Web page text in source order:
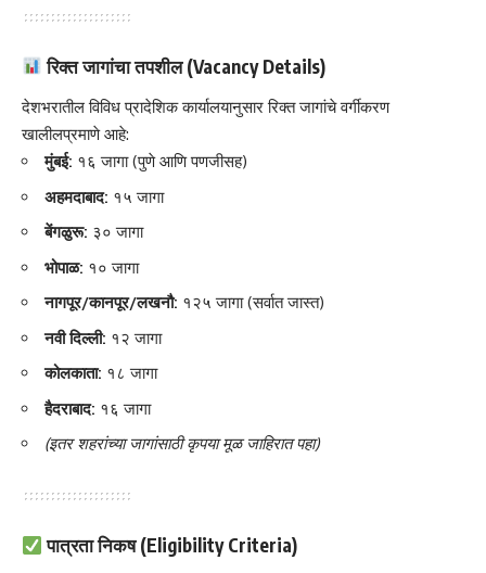
रिक्त जागांचा तपशील (Vacancy Details)
देशभरातील विविध प्रादेशिक कार्यालयानुसार रिक्त जागांचे वर्गीकरण
खालीलप्रमाणे आहे:
मुंबई: १६ जागा (पुणे आणि पणजीसह)
अहमदाबाद: १५ जागा
बेंगळुरू: ३० जागा
भोपाळ: १० जागा
नागपूर/कानपूर/लखनौ: १२५ जागा (सर्वात जास्त)
नवी दिल्ली: १२ जागा
कोलकाता: १८ जागा
हैदराबाद: १६ जागा
(इतर शहरांच्या जागांसाठी कृपया मूळ जाहिरात पहा)
पात्रता निकष (Eligibility Criteria)